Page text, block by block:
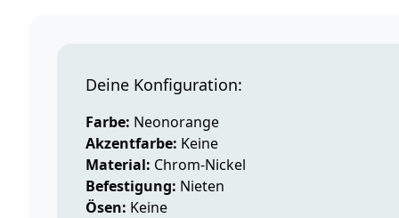
Deine Konfiguration:
Farbe: Neonorange
Akzentfarbe: Keine
Material: Chrom-Nickel
Befestigung: Nieten
Ösen: Keine